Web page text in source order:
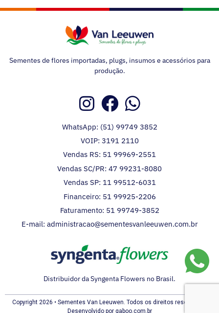
Sementes de flores importadas, plugs, insumos e acessórios para
produção.
WhatsApp: (51) 99749 3852
VOIP: 3191 2110
Vendas RS: 51 99969-2551
Vendas SC/PR: 47 99231-8080
Vendas SP: 11 99512-6031
Financeiro: 51 99925-2206
Faturamento: 51 99749-3852
E-mail: administracao@sementesvanleeuwen.com.br
Distribuidor da Syngenta Flowers no Brasil.
Copyright 2026 • Sementes Van Leeuwen. Todos os direitos reservados.
Desenvolvido por gaboo.com.br